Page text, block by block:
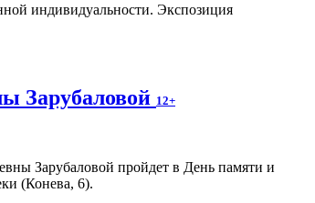
индивидуальности. Экспозиция
Зарубаловой 12+
Зарубаловой пройдет в День памяти и
(Конева, 6).